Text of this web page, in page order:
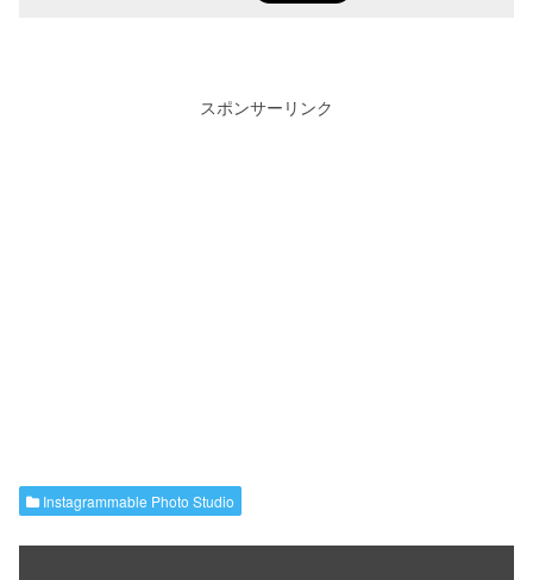
スポンサーリンク
Instagrammable Photo Studio